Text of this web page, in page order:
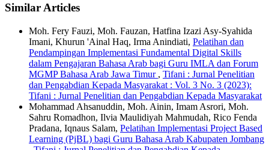
Similar Articles
Moh. Fery Fauzi, Moh. Fauzan, Hatfina Izazi Asy-Syahida
Imani, Khurun 'Ainal Haq, Irma Anindiati, Pelatihan dan
Pendampingan Implementasi Fundamental Digital Skills
dalam Pengajaran Bahasa Arab bagi Guru IMLA dan Forum
MGMP Bahasa Arab Jawa Timur , Tifani : Jurnal Penelitian
dan Pengabdian Kepada Masyarakat : Vol. 3 No. 3 (2023):
Tifani : Jurnal Penelitian dan Pengabdian Kepada Masyarakat
Mohammad Ahsanuddin, Moh. Ainin, Imam Asrori, Moh.
Sahru Romadhon, Ilvia Maulidiyah Mahmudah, Rico Fenda
Pradana, Iqnaus Salam, Pelatihan Implementasi Project Based
Learning (PjBL) bagi Guru Bahasa Arab Kabupaten Jombang